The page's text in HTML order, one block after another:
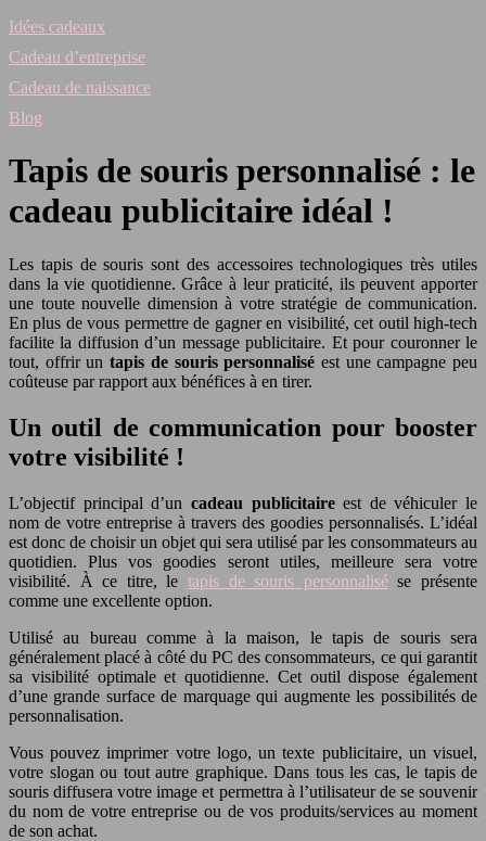
Idées cadeaux
Cadeau d’entreprise
Cadeau de naissance
Blog
Tapis de souris personnalisé : le
cadeau publicitaire idéal !
Les tapis de souris sont des accessoires technologiques très utiles
dans la vie quotidienne. Grâce à leur praticité, ils peuvent apporter
une toute nouvelle dimension à votre stratégie de communication.
En plus de vous permettre de gagner en visibilité, cet outil high-tech
facilite la diffusion d’un message publicitaire. Et pour couronner le
tout, offrir untapis de souris personnalisé est une campagne peu
coûteuse par rapport aux bénéfices à en tirer.
Un outil de communication pour booster
votre visibilité !
L’objectif principal d’un cadeau publicitaireest de véhiculer le
nom de votre entreprise à travers des goodies personnalisés. L’idéal
est donc de choisir un objet qui sera utilisé par les consommateurs au
quotidien. Plus vos goodies seront utiles, meilleure sera votre
visibilité. À ce titre, le tapis de souris personnalisése présente
comme une excellente option.
Utilisé au bureau comme à la maison, le tapis de souris sera
généralement placé à côté du PC des consommateurs, ce qui garantit
sa visibilité optimale et quotidienne. Cet outil dispose également
d’une grande surface de marquage qui augmente les possibilités de
personnalisation.
Vous pouvez imprimer votre logo, un texte publicitaire, un visuel,
votre slogan ou tout autre graphique. Dans tous les cas, le tapis de
souris diffusera votre image et permettra à l’utilisateur de se souvenir
du nom de votre entreprise ou de vos produits/services au moment
de son achat.